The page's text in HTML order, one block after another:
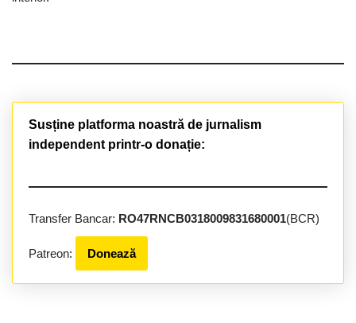
Susține platforma noastră de jurnalism
independent printr-o donație:
Transfer Bancar: RO47RNCB0318009831680001(BCR)
Patreon: Donează